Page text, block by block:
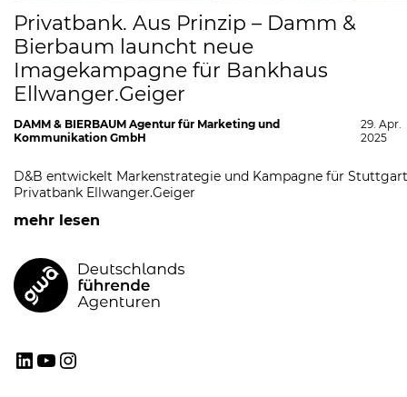
Privatbank. Aus Prinzip – Damm &
Bierbaum launcht neue
Imagekampagne für Bankhaus
Ellwanger.Geiger
DAMM & BIERBAUM Agentur für Marketing und
Kommunikation GmbH
29. Apr.
2025
D&B entwickelt Markenstrategie und Kampagne für
Privatbank Ellwanger.Geiger
mehr lesen
LinkedIn
YouTube
Instagram